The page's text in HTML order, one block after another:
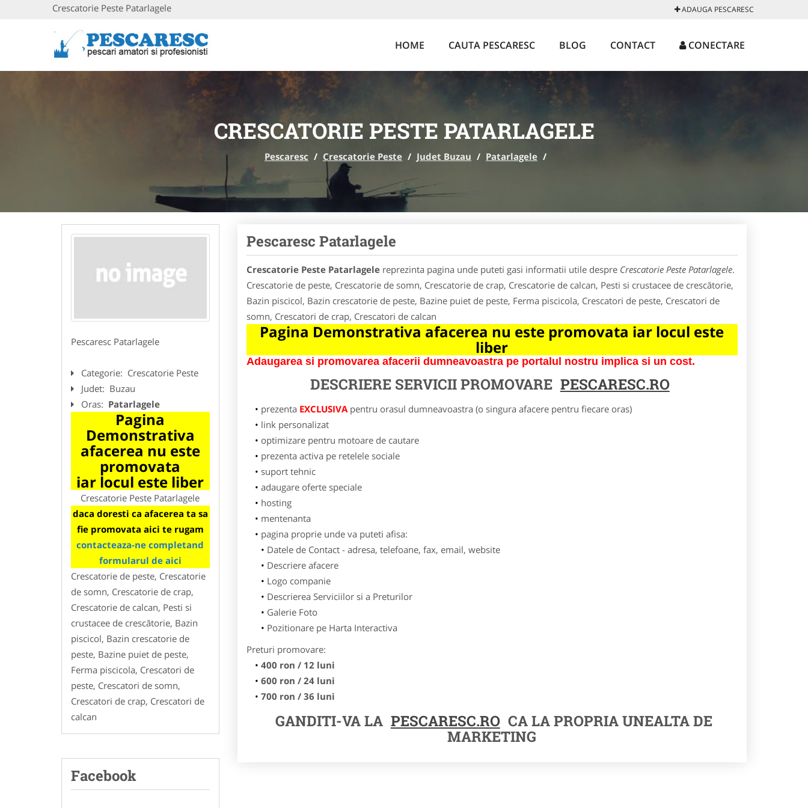
Crescatorie Peste Patarlagele ADAUGA PESCARESC
HOME CAUTA PESCARESC BLOG CONTACT CONECTARE
CRESCATORIE PESTE PATARLAGELE
Pescaresc / Crescatorie Peste / Judet Buzau / Patarlagele /
Pescaresc Patarlagele
Categorie: Crescatorie Peste
Judet: Buzau
Oras: Patarlagele
Pagina
Demonstrativa
afacerea nu este
promovata
iar locul este liber
Crescatorie Peste Patarlagele
daca doresti ca afacerea ta sa
fie promovata aici te rugam
contacteaza-ne completand
formularul de aici
Crescatorie de peste, Crescatorie
de somn, Crescatorie de crap,
Crescatorie de calcan, Pesti si
crustacee de crescătorie, Bazin
piscicol, Bazin crescatorie de
peste, Bazine puiet de peste,
Ferma piscicola, Crescatori de
peste, Crescatori de somn,
Crescatori de crap, Crescatori de
calcan
Facebook
Pescaresc Patarlagele
Crescatorie Peste Patarlagelereprezinta pagina unde puteti gasi informatii utile despre Crescatorie Peste Patarlagele.
Crescatorie de peste, Crescatorie de somn, Crescatorie de crap, Crescatorie de calcan, Pesti si crustacee de crescătorie,
Bazin piscicol, Bazin crescatorie de peste, Bazine puiet de peste, Ferma piscicola, Crescatori de peste, Crescatori de
somn, Crescatori de crap, Crescatori de calcan
Pagina Demonstrativa afacerea nu este promovata iar locul este
liber
Adaugarea si promovarea afacerii dumneavoastra pe portalul nostru implica si un cost.
DESCRIERE SERVICII PROMOVARE PESCARESC.RO
prezenta EXCLUSIVApentru orasul dumneavoastra (o singura afacere pentru fiecare oras)
link personalizat
optimizare pentru motoare de cautare
prezenta activa pe retelele sociale
suport tehnic
adaugare oferte speciale
hosting
mentenanta
pagina proprie unde va puteti afisa:
Datele de Contact - adresa, telefoane, fax, email, website
Descriere afacere
Logo companie
Descrierea Serviciilor si a Preturilor
Galerie Foto
Pozitionare pe Harta Interactiva
Preturi promovare:
400 ron / 12 luni
600 ron / 24 luni
700 ron / 36 luni
GANDITI-VA LA PESCARESC.RO CA LA PROPRIA UNEALTA DE
MARKETING